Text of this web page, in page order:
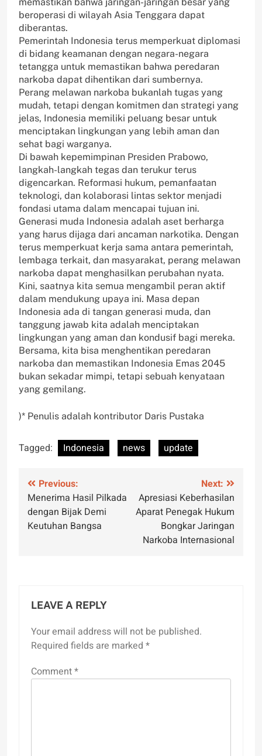
beroperasi di wilayah Asia Tenggara dapat
diberantas.
Pemerintah Indonesia terus memperkuat diplomasi
di bidang keamanan dengan negara-negara
tetangga untuk memastikan bahwa peredaran
narkoba dapat dihentikan dari sumbernya.
Perang melawan narkoba bukanlah tugas yang
mudah, tetapi dengan komitmen dan strategi yang
jelas, Indonesia memiliki peluang besar untuk
menciptakan lingkungan yang lebih aman dan
sehat bagi warganya.
Di bawah kepemimpinan Presiden Prabowo,
langkah-langkah tegas dan terukur terus
digencarkan. Reformasi hukum, pemanfaatan
teknologi, dan kolaborasi lintas sektor menjadi
fondasi utama dalam mencapai tujuan ini.
Generasi muda Indonesia adalah aset berharga
yang harus dijaga dari ancaman narkotika. Dengan
terus memperkuat kerja sama antara pemerintah,
lembaga terkait, dan masyarakat, perang melawan
narkoba dapat menghasilkan perubahan nyata.
Kini, saatnya kita semua mengambil peran aktif
dalam mendukung upaya ini. Masa depan
Indonesia ada di tangan generasi muda, dan
tanggung jawab kita adalah menciptakan
lingkungan yang aman dan kondusif bagi mereka.
Bersama, kita bisa menghentikan peredaran
narkoba dan memastikan Indonesia Emas 2045
bukan sekadar mimpi, tetapi sebuah kenyataan
yang gemilang.
)* Penulis adalah kontributor Daris Pustaka
Tagged: Indonesia news update
Post
navigation
Previous:
Menerima Hasil Pilkada
dengan Bijak Demi
Keutuhan Bangsa
Next:
Apresiasi Keberhasilan
Aparat Penegak Hukum
Bongkar Jaringan
Narkoba Internasional
LEAVE A REPLY
Your email address will not be published.
Required fields are marked *
Comment*